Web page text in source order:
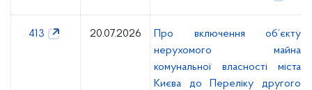
413 20.07.2026
Про включення об’єкту
нерухомого майна
комунальної власності міста
Києва до Переліку другого